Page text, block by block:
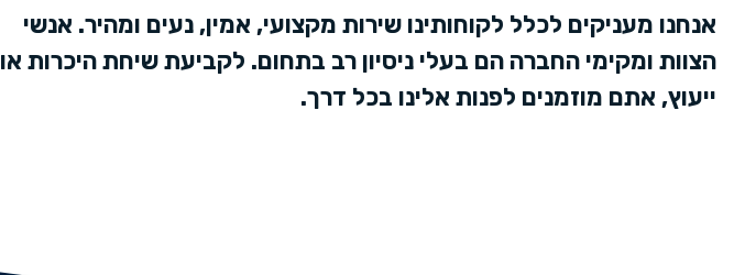
אנחנו מעניקים לכלל לקוחותינו שירות מקצועי, אמין, נעים ומהיר. אנשי
הצוות ומקימי החברה הם בעלי ניסיון רב בתחום. לקביעת שיחת היכרות או
ייעוץ, אתם מוזמנים לפנות אלינו בכל דרך.